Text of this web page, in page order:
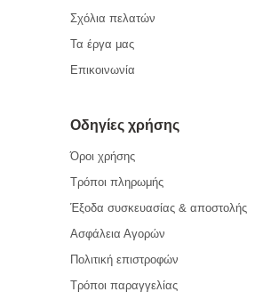
Σχόλια πελατών
Τα έργα μας
Επικοινωνία
Οδηγίες χρήσης
Όροι χρήσης
Τρόποι πληρωμής
Έξοδα συσκευασίας & αποστολής
Ασφάλεια Αγορών
Πολιτική επιστροφών
Τρόποι παραγγελίας